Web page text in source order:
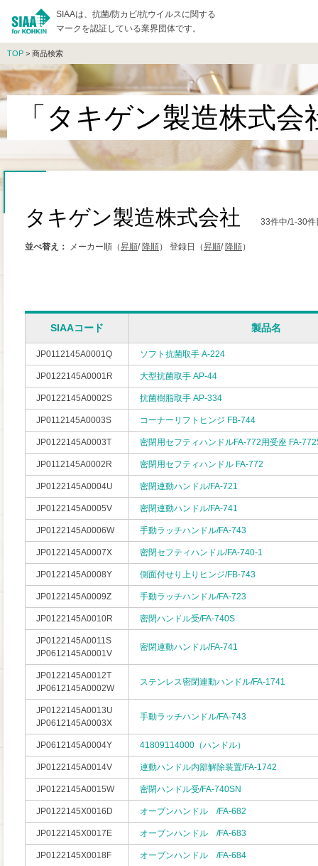
SIAAは、抗菌/防カビ/抗ウイルスに関する
マークを認証している業界団体です。
TOP > 商品検索
「タキゲン製造株式
タキゲン製造株式会社 33件中/1-30件
並べ替え： メーカー順（昇順/ 降順） 登録日（昇順/ 降順）
SIAAコード 製品名
JP0112145A0001Q ソフト抗菌取手 A-224
JP0122145A0001R 大型抗菌取手 AP-44
JP0122145A0002S 抗菌樹脂取手 AP-334
JP0112145A0003S コーナーリフトヒンジ FB-744
JP0122145A0003T 密閉用セフティハンドルFA-772用受座 FA-
JP0112145A0002R 密閉用セフティハンドル FA-772
JP0122145A0004U 密閉連動ハンドル/FA-721
JP0122145A0005V 密閉連動ハンドル/FA-741
JP0122145A0006W 手動ラッチハンドル/FA-743
JP0122145A0007X 密閉セフティハンドル/FA-740-1
JP0122145A0008Y 側面付せり上りヒンジ/FB-743
JP0122145A0009Z 手動ラッチハンドル/FA-723
JP0122145A0010R 密閉ハンドル受/FA-740S
JP0122145A0011S
JP0612145A0001V
密閉連動ハンドル/FA-741
JP0122145A0012T
JP0612145A0002W
ステンレス密閉連動ハンドル/FA-1741
JP0122145A0013U
JP0612145A0003X
手動ラッチハンドル/FA-743
JP0612145A0004Y 41809114000（ハンドル）
JP0122145A0014V 連動ハンドル内部解除装置/FA-1742
JP0122145A0015W 密閉ハンドル受/FA-740SN
JP0122145X0016D オーブンハンドル /FA-682
JP0122145X0017E オーブンハンドル /FA-683
JP0122145X0018F オーブンハンドル /FA-684